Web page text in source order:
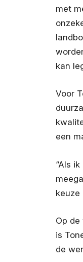
met
kan
Voor
een
“Als
keuze
Op
is
de